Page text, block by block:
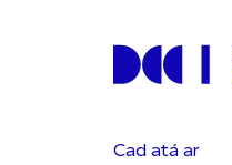
Cad atá ar